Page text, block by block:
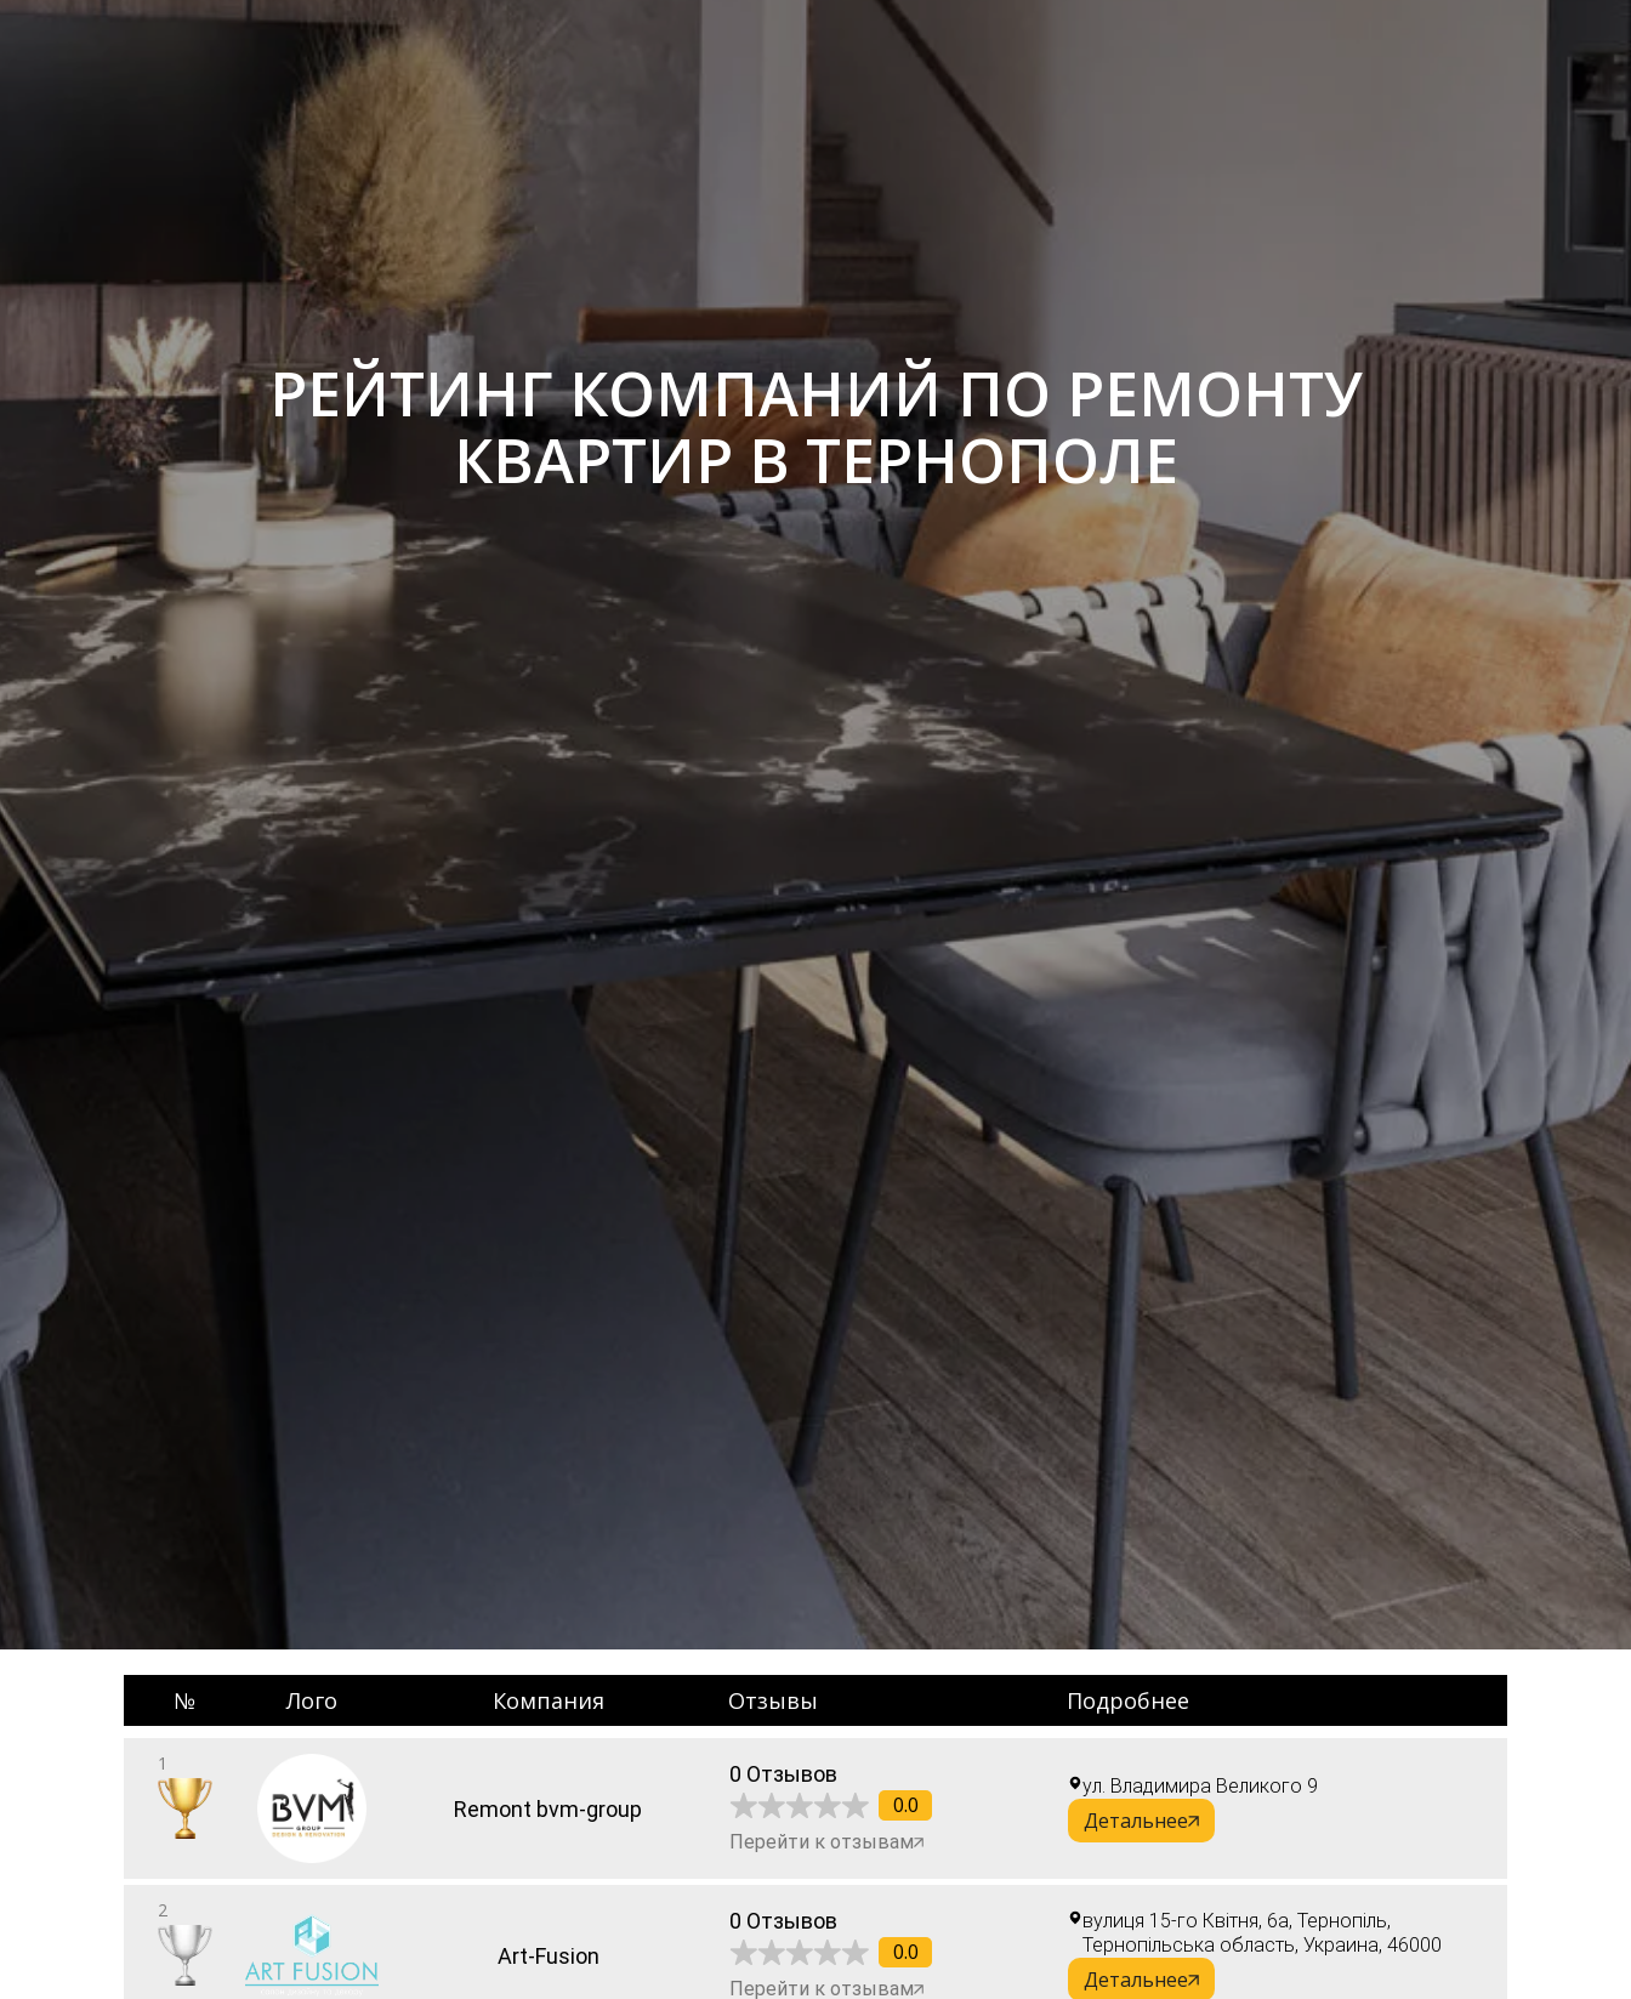
РЕЙТИНГ КОМПАНИЙ ПО РЕМОНТУ
КВАРТИР В ТЕРНОПОЛЕ
№ Лого Компания Отзывы Подробнее
1
Remont bvm-group
0 Отзывов
0.0
Перейти к отзывам
ул. Владимира Великого 9
Детальнее
2
Art-Fusion
0 Отзывов
0.0
Перейти к отзывам
вулиця 15-го Квітня, 6а, Тернопіль,
Тернопільська область, Украина, 46000
Детальнее